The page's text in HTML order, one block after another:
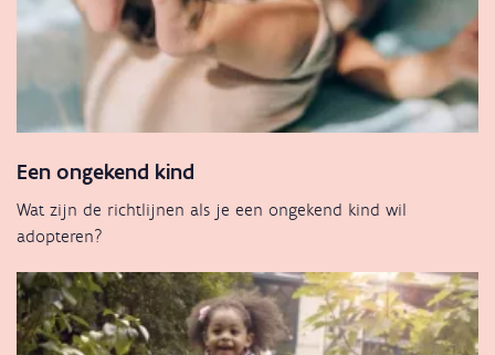
Een ongekend kind
Wat zijn de richtlijnen als je een ongekend kind wil
adopteren?